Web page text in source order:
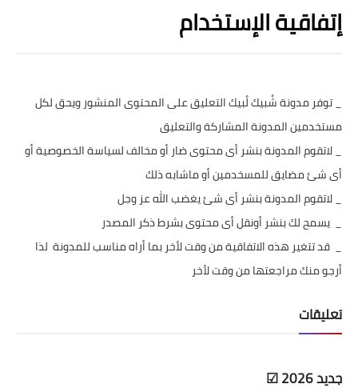
تحديث الرسيفرات
أنظمة تشغيل Windows
أدعية إسلامية
قصة وعبرة
إتفاقية الإستخدام
_ توفر مدونةشُبيك لُبيكالتعليق على المحتوى المنشور ويحق لكل
مستخدمين المدونة المشاركة والتعليق
_ لاتقوم المدونة بنشر أى محتوى ضار أو مخالف لسياسة الخصوصية أو
أى شئ مضايق للمسخدمين أو ماشابه ذلك
_ لاتقوم المدونة بنشر أى شئ يغضب الله عز وجل
_ يسمح لك بنشر أونقل أى محتوى بشرط ذكر المصدر
_ قد تتغير هذه الاتفاقية من وقت لأخر بما أراه مناسب للمدونة لذا
أرجو منك مراجعتها من وقت لأخر
تعليقات
جديد 2026 ☑